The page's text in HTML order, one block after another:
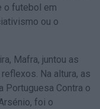
o futebol em
ou o
Mafra, juntou as
Na altura, as
Portuguesa Contra o
foi o